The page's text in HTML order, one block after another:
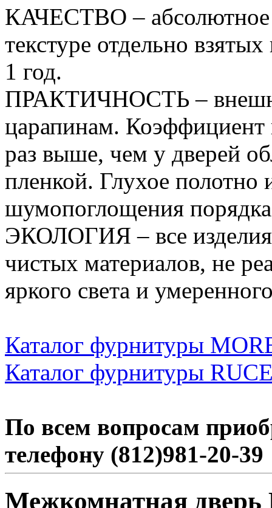
КАЧЕСТВО – абсолютное
текстуре отдельно
1 год.
ПРАКТИЧНОСТЬ –
царапинам. Коэффициент
раз выше, чем у дверей
пленкой. Глухое полотно
шумопоглощения
ЭКОЛОГИЯ – все изделия
чистых материалов, не
яркого света и
Каталог фурнитуры
Каталог фурнитуры
По всем вопросам
телефону (812)981-20-39
Межкомнатная